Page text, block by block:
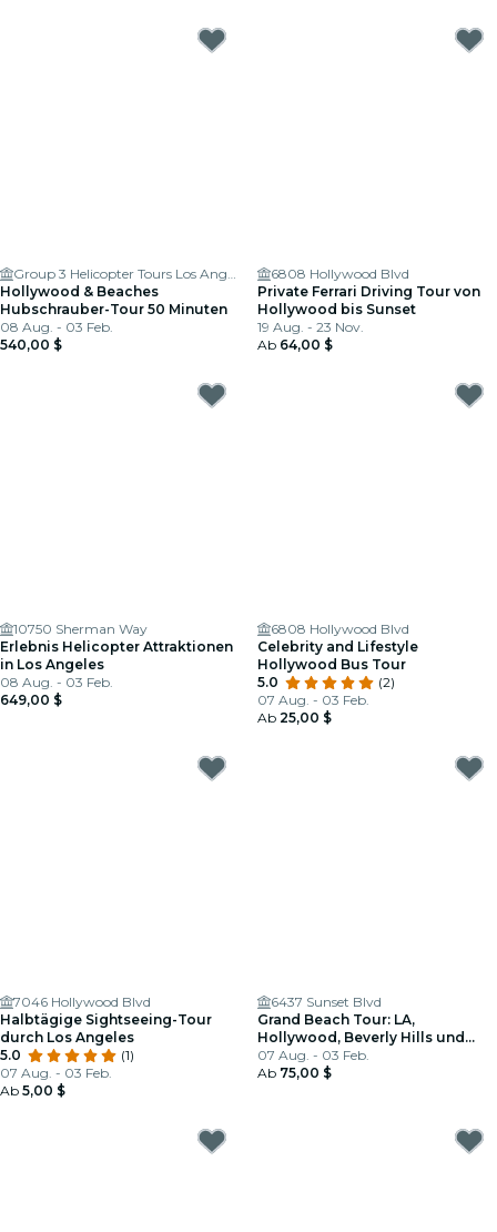
Group 3 Helicopter Tours Los Angeles
Hollywood & Beaches
Hubschrauber-Tour 50 Minuten
08 Aug. - 03 Feb.
540,00 $
6808 Hollywood Blvd
Private Ferrari Driving Tour von
Hollywood bis Sunset
19 Aug. - 23 Nov.
Ab 64,00 $
10750 Sherman Way
Erlebnis Helicopter Attraktionen
in Los Angeles
08 Aug. - 03 Feb.
649,00 $
6808 Hollywood Blvd
Celebrity and Lifestyle
Hollywood Bus Tour
5.0
(2)
07 Aug. - 03 Feb.
Ab 25,00 $
7046 Hollywood Blvd
Halbtägige Sightseeing-Tour
durch Los Angeles
5.0
(1)
07 Aug. - 03 Feb.
Ab 5,00 $
6437 Sunset Blvd
Grand Beach Tour: LA,
Hollywood, Beverly Hills und
Santa Monica
07 Aug. - 03 Feb.
Ab 75,00 $